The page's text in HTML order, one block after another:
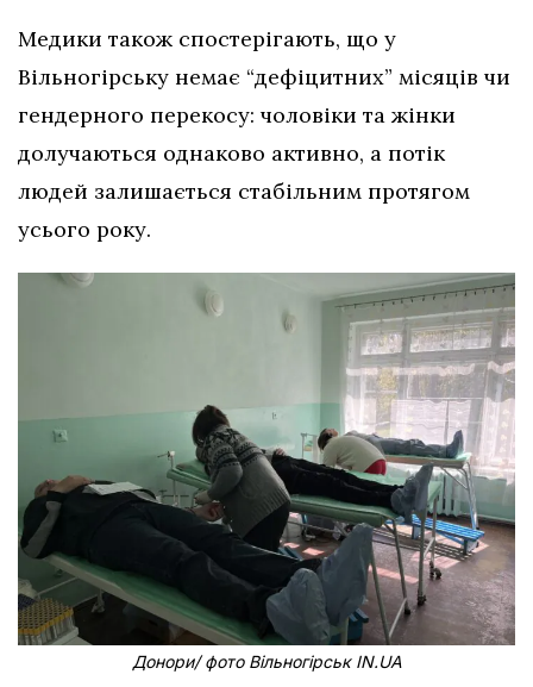
Медики також спостерігають, що у
Вільногірську немає “дефіцитних” місяців чи
гендерного перекосу: чоловіки та жінки
долучаються однаково активно, а потік
людей залишається стабільним протягом
усього року.
Донори/ фото Вільногірськ IN.UA